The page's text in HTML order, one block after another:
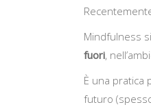
Mindfulness
fuori,
È una pratica
futuro